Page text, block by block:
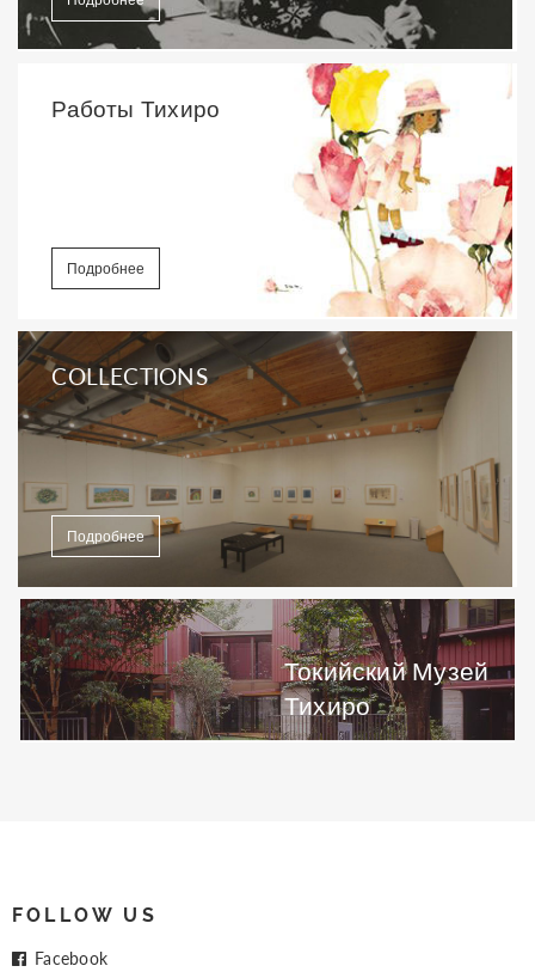
Работы Тихиро
Подробнее
COLLECTIONS
Подробнее
Токийский Музей
Тихиро
FOLLOW US
Facebook